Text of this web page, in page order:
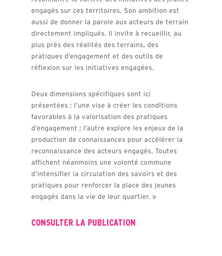
engagés sur ces territoires. Son ambition est
aussi de donner la parole aux acteurs de terrain
directement impliqués. Il invite à recueillir, au
plus près des réalités des terrains, des
pratiques d’engagement et des outils de
réflexion sur les initiatives engagées.
Deux dimensions spécifiques sont ici
présentées : l’une vise à créer les conditions
favorables à la valorisation des pratiques
d’engagement ; l’autre explore les enjeux de la
production de connaissances pour accélérer la
reconnaissance des acteurs engagés. Toutes
affichent néanmoins une volonté commune
d’intensifier la circulation des savoirs et des
pratiques pour renforcer la place des jeunes
engagés dans la vie de leur quartier. »
CONSULTER LA PUBLICATION